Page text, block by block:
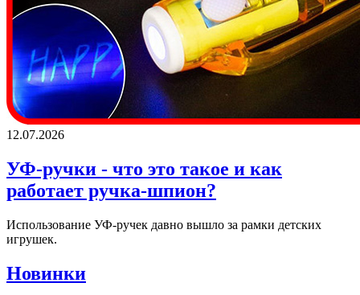
12.07.2026
УФ-ручки - что это такое и как
работает ручка-шпион?
Использование УФ-ручек давно вышло за рамки детских
игрушек.
Новинки